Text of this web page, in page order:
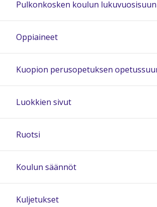
20:00
21:00
Pulkonkosken koulun
Oppiaineet
Kuopion perusopetuksen
Luokkien sivut
Ruotsi
Koulun säännöt
Kuljetukset